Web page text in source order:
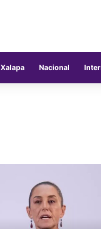
Xalapa Nacional